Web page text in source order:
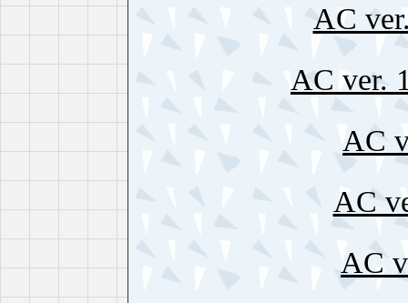
AC
AC ver.
AC
AC
AC